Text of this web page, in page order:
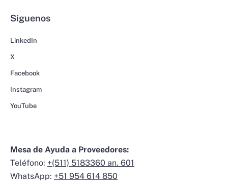
Síguenos
LinkedIn
X
Facebook
Instagram
YouTube
Mesa de Ayuda a Proveedores:
Teléfono: +(511) 5183360 an. 601
WhatsApp: +51 954 614 850